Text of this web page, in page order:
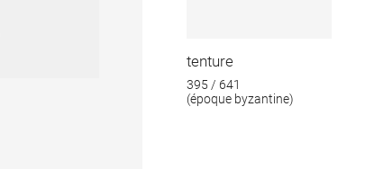
tenture
395 / 641
(époque byzantine)